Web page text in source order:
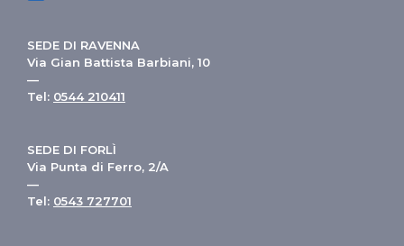
SEDE DI RAVENNA
Via Gian Battista Barbiani, 10
—
Tel: 0544 210411
SEDE DI FORLÌ
Via Punta di Ferro, 2/A
—
Tel: 0543 727701